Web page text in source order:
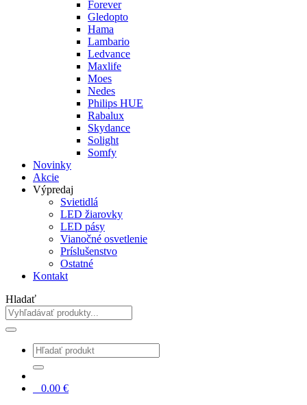
Forever
Gledopto
Hama
Lambario
Ledvance
Maxlife
Moes
Nedes
Philips HUE
Rabalux
Skydance
Solight
Somfy
Novinky
Akcie
Výpredaj
Svietidlá
LED žiarovky
LED pásy
Vianočné osvetlenie
Príslušenstvo
Ostatné
Kontakt
Hladať
0.00 €